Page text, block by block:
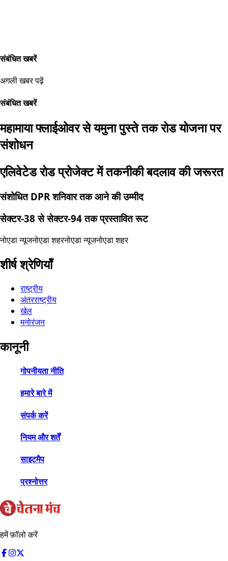
संबंधित खबरें
अगली खबर पढ़ें
संबंधित खबरें
महामाया फ्लाईओवर से यमुना पुस्ते तक रोड योजना पर
संशोधन
एलिवेटेड रोड प्रोजेक्ट में तकनीकी बदलाव की जरूरत
संशोधित DPR शनिवार तक आने की उम्मीद
सेक्टर-38 से सेक्टर-94 तक प्रस्तावित रूट
नोएडा न्यूजनोएडा शहरनोएडा न्यूजनोएडा शहर
शीर्ष श्रेणियाँ
राष्ट्रीय
अंतरराष्ट्रीय
खेल
मनोरंजन
कानूनी
गोपनीयता नीति
हमारे बारे में
संपर्क करें
नियम और शर्तें
साइटमैप
प्रश्नोत्तर
हमें फ़ॉलो करें